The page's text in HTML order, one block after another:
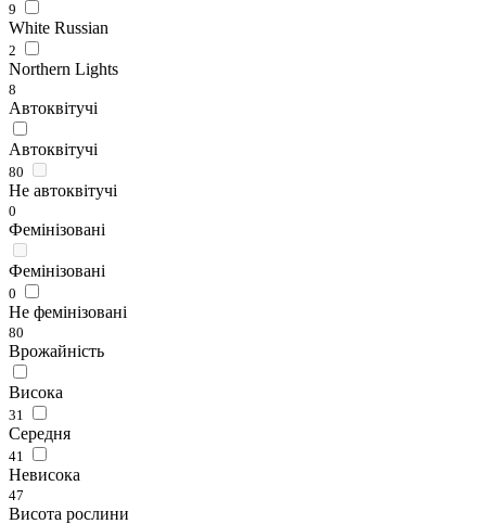
9
White Russian
2
Northern Lights
8
Автоквітучі
Автоквітучі
80
Не автоквітучі
0
Фемінізовані
Фемінізовані
0
Не фемінізовані
80
Врожайність
Висока
31
Середня
41
Невисока
47
Висота рослини